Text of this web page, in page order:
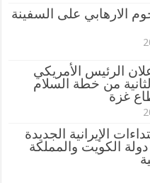
الارهابي على السفينة
الرئيس الأمريكي
من خطة السلام
غزة
الإيرانية الجديدة
الكويت والمملكة